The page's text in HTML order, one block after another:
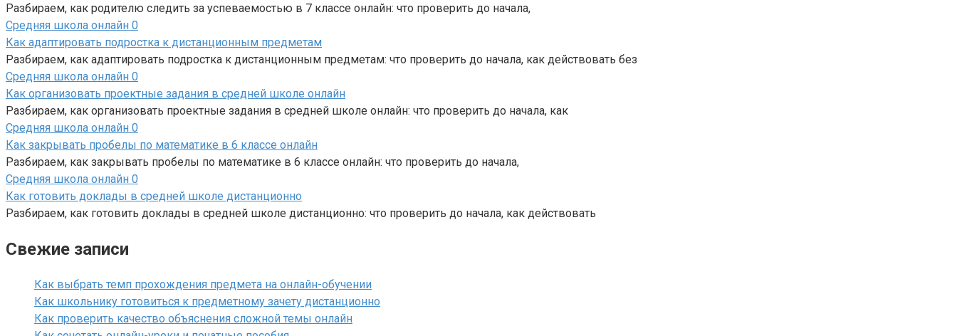
Разбираем, как родителю следить за успеваемостью в 7 классе онлайн: что проверить до начала,
Средняя школа онлайн 0
Как адаптировать подростка к дистанционным предметам
Разбираем, как адаптировать подростка к дистанционным предметам: что проверить до начала, как действовать без
Средняя школа онлайн 0
Как организовать проектные задания в средней школе онлайн
Разбираем, как организовать проектные задания в средней школе онлайн: что проверить до начала, как
Средняя школа онлайн 0
Как закрывать пробелы по математике в 6 классе онлайн
Разбираем, как закрывать пробелы по математике в 6 классе онлайн: что проверить до начала,
Средняя школа онлайн 0
Как готовить доклады в средней школе дистанционно
Разбираем, как готовить доклады в средней школе дистанционно: что проверить до начала, как действовать
Свежие записи
Как выбрать темп прохождения предмета на онлайн-обучении
Как школьнику готовиться к предметному зачету дистанционно
Как проверить качество объяснения сложной темы онлайн